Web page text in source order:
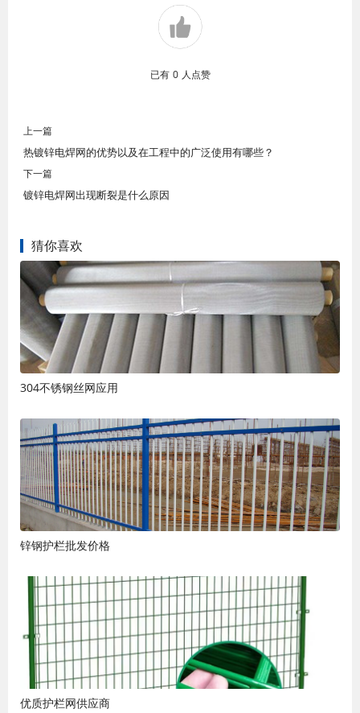
已有 0 人点赞
上一篇
热镀锌电焊网的优势以及在工程中的广泛使用有哪些？
下一篇
镀锌电焊网出现断裂是什么原因
猜你喜欢
304不锈钢丝网应用
锌钢护栏批发价格
优质护栏网供应商